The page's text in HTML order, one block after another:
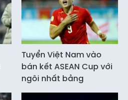
Tuyển Việt Nam vào
bán kết ASEAN Cup với
ngôi nhất bảng